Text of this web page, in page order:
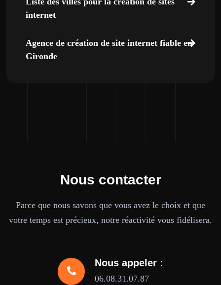
internet
Agence de création de site internet fiable en
Gironde
Nous contacter
Parce que nous savons que vous avez le choix et que
votre temps est précieux, notre réactivité vous fidélisera.
Nous appeler :
06.08.31.07.87